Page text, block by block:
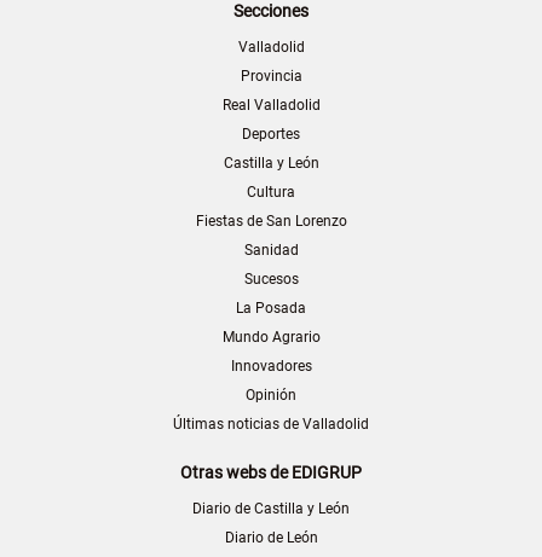
Secciones
Valladolid
Provincia
Real Valladolid
Deportes
Castilla y León
Cultura
Fiestas de San Lorenzo
Sanidad
Sucesos
La Posada
Mundo Agrario
Innovadores
Opinión
Últimas noticias de Valladolid
Otras webs de EDIGRUP
Diario de Castilla y León
Diario de León